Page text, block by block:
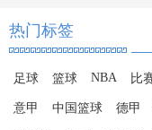
热门标签
足球 篮球 NBA 比
意甲 中国篮球 德甲